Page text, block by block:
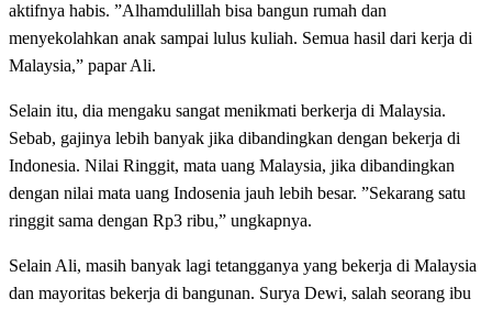
aktifnya habis. ”Alhamdulillah bisa bangun rumah dan
menyekolahkan anak sampai lulus kuliah. Semua hasil dari kerja di
Malaysia,” papar Ali.
Selain itu, dia mengaku sangat menikmati berkerja di Malaysia.
Sebab, gajinya lebih banyak jika dibandingkan dengan bekerja di
Indonesia. Nilai Ringgit, mata uang Malaysia, jika dibandingkan
dengan nilai mata uang Indosenia jauh lebih besar. ”Sekarang satu
ringgit sama dengan Rp3 ribu,” ungkapnya.
Selain Ali, masih banyak lagi tetangganya yang bekerja di Malaysia
dan mayoritas bekerja di bangunan. Surya Dewi, salah seorang ibu